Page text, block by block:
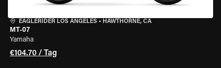
EAGLERIDER LOS ANGELES • HAWTHORNE, CA
MT-07
Yamaha
€104.70 / Tag